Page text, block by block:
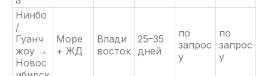
Нинбо
/
Гуанч
жоу →
Новос
Море
+ ЖД
Влади
восток
25–35
дней
по
запрос
у
по
запрос
у
Имя
+7 (423) 220-51-18